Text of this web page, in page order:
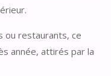
ou restaurants, ce
année, attirés par la